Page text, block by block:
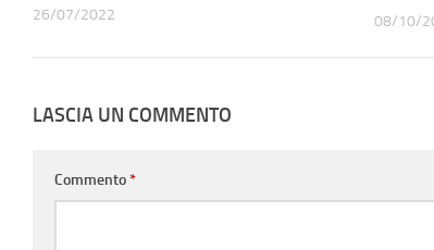
26/07/2022 08/10/
LASCIA UN COMMENTO
Commento*